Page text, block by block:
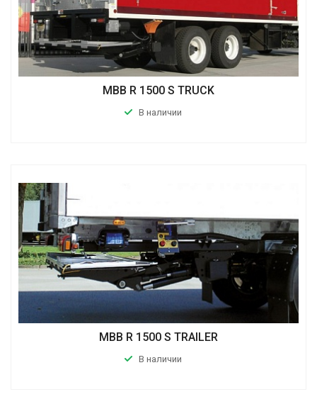
MBB R 1500 S TRUCK
В наличии
MBB R 1500 S TRAILER
В наличии